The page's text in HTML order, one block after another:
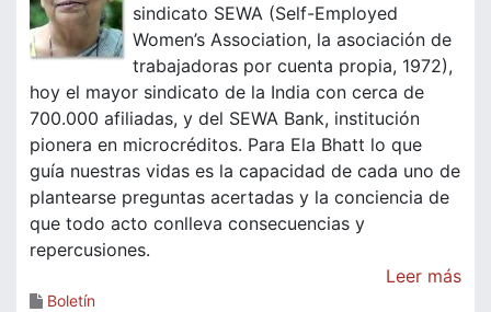
sindicato SEWA (Self-Employed
Women’s Association, la asociación de
trabajadoras por cuenta propia, 1972),
hoy el mayor sindicato de la India con cerca de
700.000 afiliadas, y del SEWA Bank, institución
pionera en microcréditos. Para Ela Bhatt lo que
guía nuestras vidas es la capacidad de cada uno de
plantearse preguntas acertadas y la conciencia de
que todo acto conlleva consecuencias y
repercusiones.
Leer más
Boletín